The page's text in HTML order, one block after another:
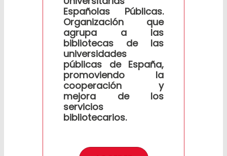
Españolas Públicas.
Organización que
agrupa a las
bibliotecas de las
universidades
públicas de España,
promoviendo la
cooperación y
mejora de los
servicios
bibliotecarios.